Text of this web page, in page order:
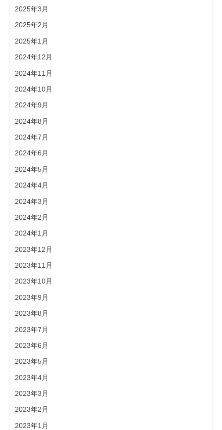
2025年3月
2025年2月
2025年1月
2024年12月
2024年11月
2024年10月
2024年9月
2024年8月
2024年7月
2024年6月
2024年5月
2024年4月
2024年3月
2024年2月
2024年1月
2023年12月
2023年11月
2023年10月
2023年9月
2023年8月
2023年7月
2023年6月
2023年5月
2023年4月
2023年3月
2023年2月
2023年1月